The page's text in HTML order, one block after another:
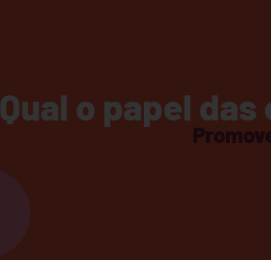
Qual o papel